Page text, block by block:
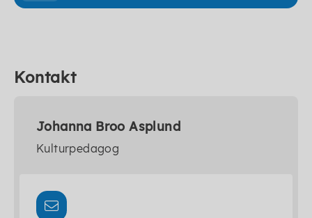
Kontakt
Johanna Broo Asplund
Kulturpedagog